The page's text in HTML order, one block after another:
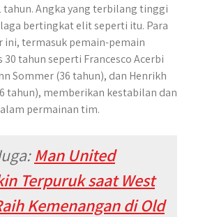
tahun. Angka yang terbilang tinggi
bertingkat elit seperti itu. Para
ini, termasuk pemain-pemain
30 tahun seperti Francesco Acerbi
Sommer (36 tahun), dan Henrikh
tahun), memberikan kestabilan dan
permainan tim.
Man United
Terpuruk saat West
Kemenangan di Old